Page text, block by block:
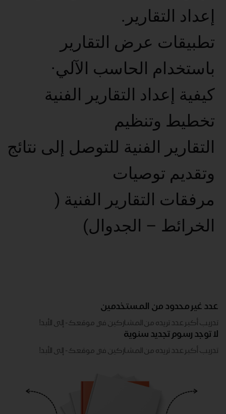
إعداد التقارير.
تطبيقات عرض التقارير
باستخدام الحاسب الآلي·
كيفية إعداد التقارير الفنية
تخطيط وتنظيم
التقارير الفنية للتوصل إلى نتائج
وتقديم توصيات
مرفقات التقارير الفنية (
الخرائط – الجدوال)
عدد غير محدود من المستخدمين
تدريب أكبر عدد تريده من المشاركين في موقعك - ​​إلى الأبد!
لا توجد رسوم تجديد سنوية
تدريب أكبر عدد تريده من المشاركين في موقعك - ​​إلى الأبد!